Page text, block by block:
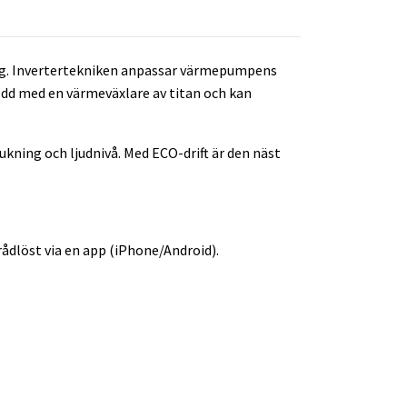
Invertertekniken anpassar värmepumpens
med en värmeväxlare av titan och kan
och ljudnivå. Med ECO-drift är den näst
via en app (iPhone/Android).